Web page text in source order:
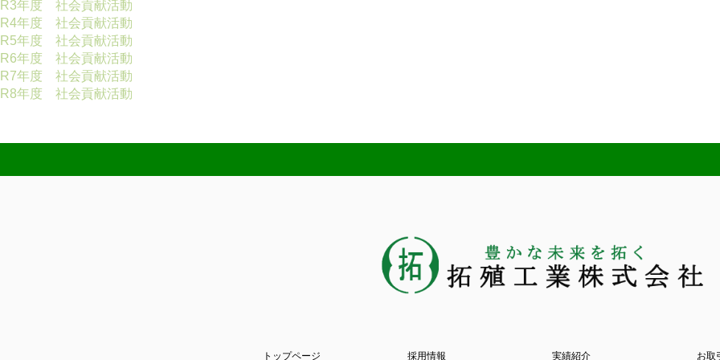
R3年度 社会貢献活動
R4年度 社会貢献活動
R5年度 社会貢献活動
R6年度 社会貢献活動
R7年度 社会貢献活動
R8年度 社会貢献活動
トップページ 採用情報 実績紹介 お取